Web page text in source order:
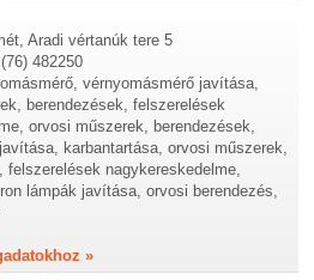
Aradi vértanúk tere 5
482250
vérnyomásmérő javítása,
berendezések, felszerelések
orvosi műszerek, berendezések,
karbantartása, orvosi műszerek,
felszerelések nagykereskedelme,
lámpák javítása, orvosi berendezés,
»